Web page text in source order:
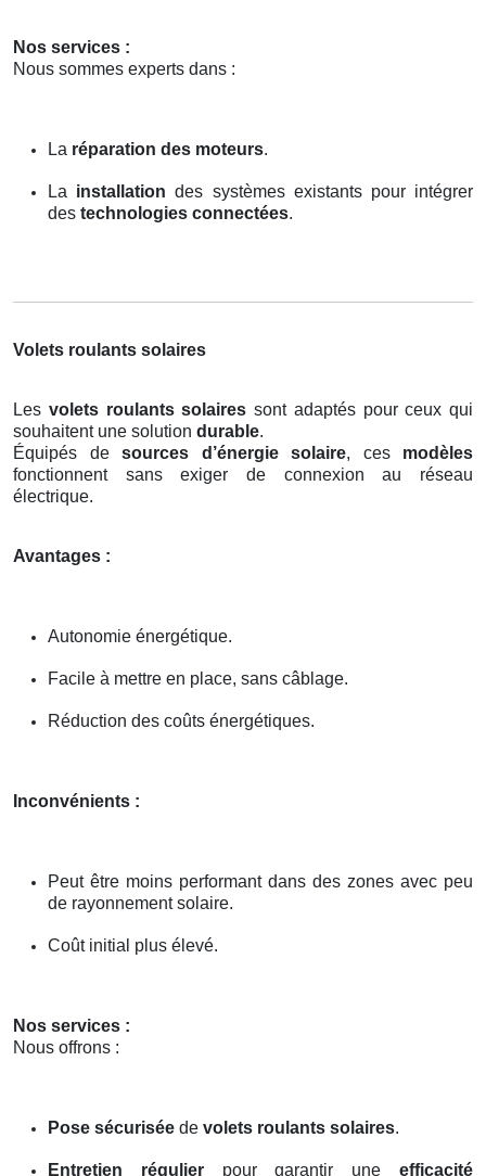
Nos services :
Nous sommes experts dans :
La réparation des moteurs.
La installation des systèmes existants pour intégrer
des technologies connectées.
Volets roulants solaires
Les volets roulants solaires sont adaptés pour ceux qui
souhaitent une solution durable.
Équipés de sources d’énergie solaire, ces modèles
fonctionnent sans exiger de connexion au réseau
électrique.
Avantages :
Autonomie énergétique.
Facile à mettre en place, sans câblage.
Réduction des coûts énergétiques.
Inconvénients :
Peut être moins performant dans des zones avec peu
de rayonnement solaire.
Coût initial plus élevé.
Nos services :
Nous offrons :
Pose sécurisée de volets roulants solaires.
Entretien régulierpour garantir uneefficacité